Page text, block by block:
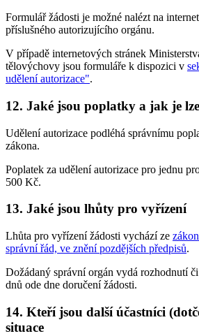
Formulář žádosti je možné nalézt na
příslušného autorizujícího orgánu.
V případě internetových stránek
tělovýchovy jsou formuláře k dispozici v
udělení autorizace".
12. Jaké jsou poplatky a jak je
Udělení autorizace podléhá správnímu
zákona.
Poplatek za udělení autorizace pro jednu
500 Kč.
13. Jaké jsou lhůty pro vyřízení
Lhůta pro vyřízení žádosti vychází ze
správní řád, ve znění pozdějších předpisů.
Dožádaný správní orgán vydá rozhodnutí
dnů ode dne doručení žádosti.
14. Kteří jsou další účastníci
situace